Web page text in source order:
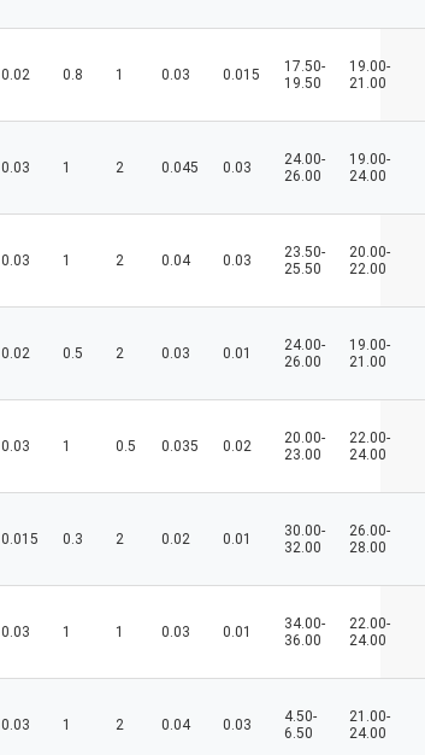
0.02 0.8 1 0.03 0.015
17.50-
19.50
19.00-
21.00
0.03 1 2 0.045 0.03
24.00-
26.00
19.00-
24.00
0.03 1 2 0.04 0.03
23.50-
25.50
20.00-
22.00
0.02 0.5 2 0.03 0.01
24.00-
26.00
19.00-
21.00
0.03 1 0.5 0.035 0.02
20.00-
23.00
22.00-
24.00
0.015 0.3 2 0.02 0.01
30.00-
32.00
26.00-
28.00
0.03 1 1 0.03 0.01
34.00-
36.00
22.00-
24.00
0.03 1 2 0.04 0.03
4.50-
6.50
21.00-
24.00